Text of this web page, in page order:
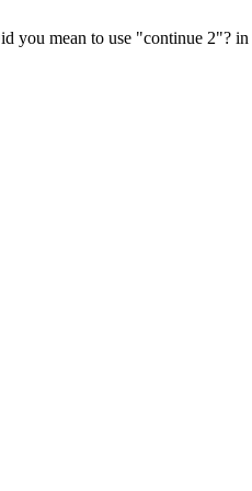
you mean to use "continue 2"? in